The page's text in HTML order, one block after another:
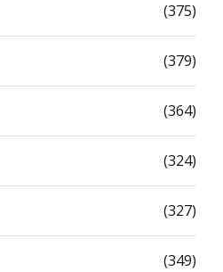
(375)
(379)
(364)
(324)
(327)
(349)